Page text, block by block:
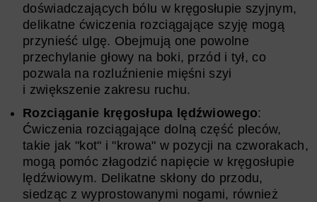
doświadczających bólu w kręgosłupie szyjnym,
delikatne ćwiczenia rozciągające szyję mogą
przynieść ulgę. Obejmują one powolne
przechylanie głowy na boki, przód i tył, co
pozwala na rozluźnienie mięśni szyi
i zwiększenie zakresu ruchu.
Rozciąganie kręgosłupa lędźwiowego:
Ćwiczenia rozciągające dolną część pleców,
takie jak "kot" i "krowa" w pozycji na czworakach,
mogą pomóc złagodzić napięcie w kręgosłupie
lędźwiowym. Delikatne skłony do przodu,
siedząc z wyprostowanymi nogami, również